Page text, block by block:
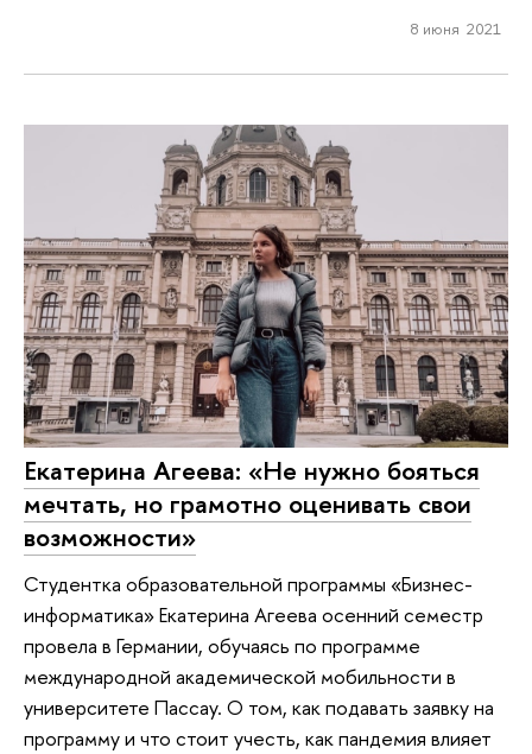
8 июня 2021
Екатерина Агеева: «Не нужно бояться
мечтать, но грамотно оценивать свои
возможности»
Студентка образовательной программы «Бизнес-
информатика» Екатерина Агеева осенний семестр
провела в Германии, обучаясь по программе
международной академической мобильности в
университете Пассау. О том, как подавать заявку на
программу и что стоит учесть, как пандемия влияет